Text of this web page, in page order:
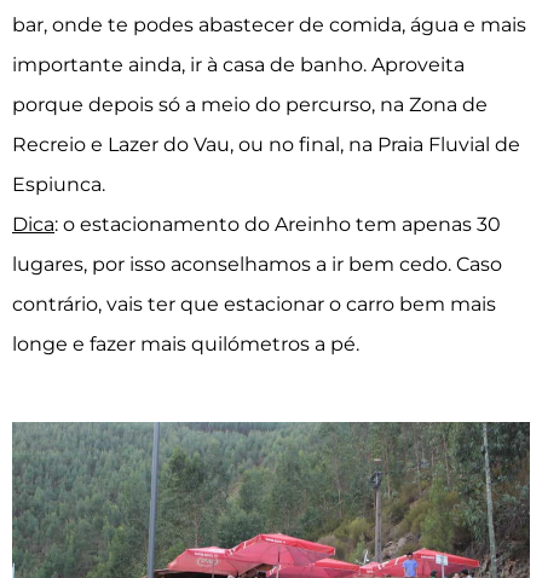
bar, onde te podes abastecer de comida, água e mais
importante ainda, ir à casa de banho. Aproveita
porque depois só a meio do percurso, na Zona de
Recreio e Lazer do Vau, ou no final, na Praia Fluvial de
Espiunca.
Dica: o estacionamento do Areinho tem apenas 30
lugares, por isso aconselhamos a ir bem cedo. Caso
contrário, vais ter que estacionar o carro bem mais
longe e fazer mais quilómetros a pé.